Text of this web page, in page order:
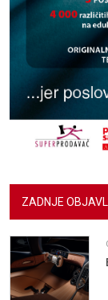
ZADNJE